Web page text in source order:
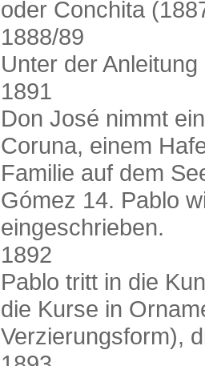
oder Conchita
1888/89
Unter der
1891
Don José nimmt
Coruna, einem
Familie auf dem
Gómez 14. Pablo
eingeschrieben.
1892
Pablo tritt in die
die Kurse in
Verzierungsform),